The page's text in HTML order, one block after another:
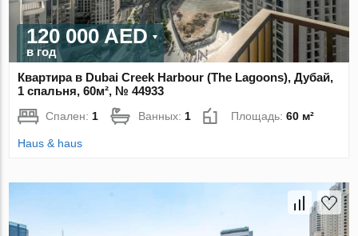
120 000 AED
в год
Квартира в Dubai Creek Harbour (The Lagoons), Дубай,
1 спальня, 60м², № 44933
Спален: 1 Ванных: 1 Площадь:60 м²
Haus & haus